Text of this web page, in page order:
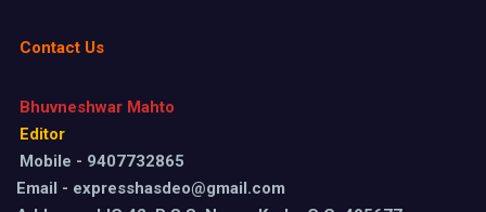
Contact Us
Bhuvneshwar Mahto
Editor
Mobile - 9407732865
Email - expresshasdeo@gmail.com